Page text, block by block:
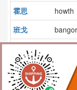
霍思
howth
班戈
塔伯特
蔚山
哥打巴鲁
kota